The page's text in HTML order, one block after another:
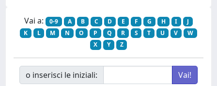
Vai a: 0-9 A B C D E F G H I
J
K
L M N O P Q R S T U V
W
X
Y Z
o inserisci le iniziali: